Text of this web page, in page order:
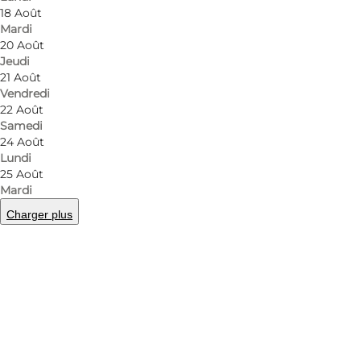
18 Août
Mardi
20 Août
Jeudi
21 Août
Vendredi
22 Août
Samedi
24 Août
Lundi
25 Août
Mardi
Charger plus